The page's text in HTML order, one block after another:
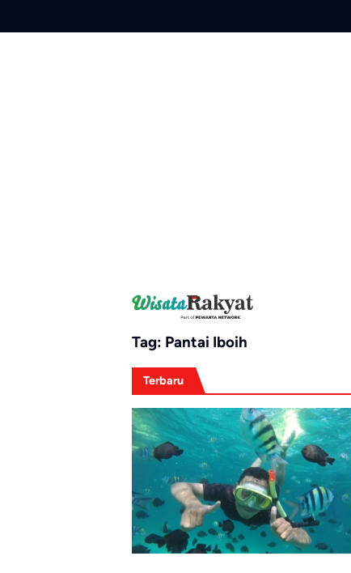
Tag: Pantai Iboih
Terbaru